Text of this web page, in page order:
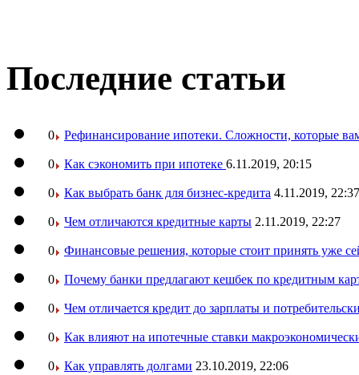
Последние статьи
0 Рефинансирование ипотеки. Сложности, которые
0 Как сэкономить при ипотеке 6.11.2019, 20:15
0 Как выбрать банк для бизнес-кредита 4.11.2019, 22:37
0 Чем отличаются кредитные карты 2.11.2019, 22:27
0 Финансовые решения, которые стоит принять уже
0 Почему банки предлагают кешбек по кредитным
0 Чем отличается кредит до зарплаты и
0 Как влияют на ипотечные ставки
0 Как управлять долгами 23.10.2019, 22:06